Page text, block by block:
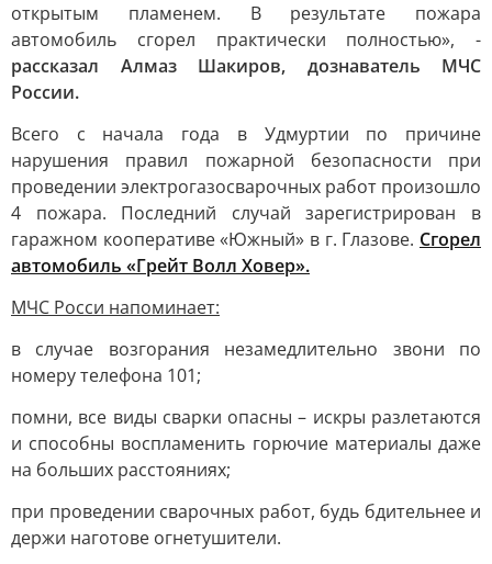
открытым пламенем. В результате пожара
автомобиль сгорел практически полностью», -
рассказал Алмаз Шакиров, дознаватель МЧС
России.
Всего с начала года в Удмуртии по причине
нарушения правил пожарной безопасности при
проведении электрогазосварочных работ произошло
4 пожара. Последний случай зарегистрирован в
гаражном кооперативе «Южный» в г. Глазове. Сгорел
автомобиль «Грейт Волл Ховер».
МЧС Росси напоминает:
в случае возгорания незамедлительно звони по
номеру телефона 101;
помни, все виды сварки опасны – искры разлетаются
и способны воспламенить горючие материалы даже
на больших расстояниях;
при проведении сварочных работ, будь бдительнее и
держи наготове огнетушители.